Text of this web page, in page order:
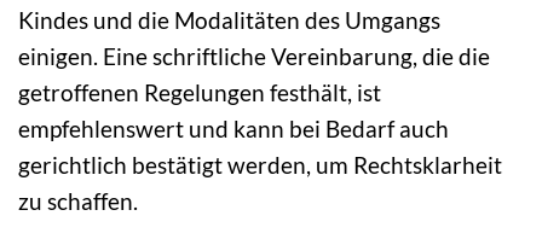
Kindes und die Modalitäten des Umgangs
einigen. Eine schriftliche Vereinbarung, die die
getroffenen Regelungen festhält, ist
empfehlenswert und kann bei Bedarf auch
gerichtlich bestätigt werden, um Rechtsklarheit
zu schaffen.